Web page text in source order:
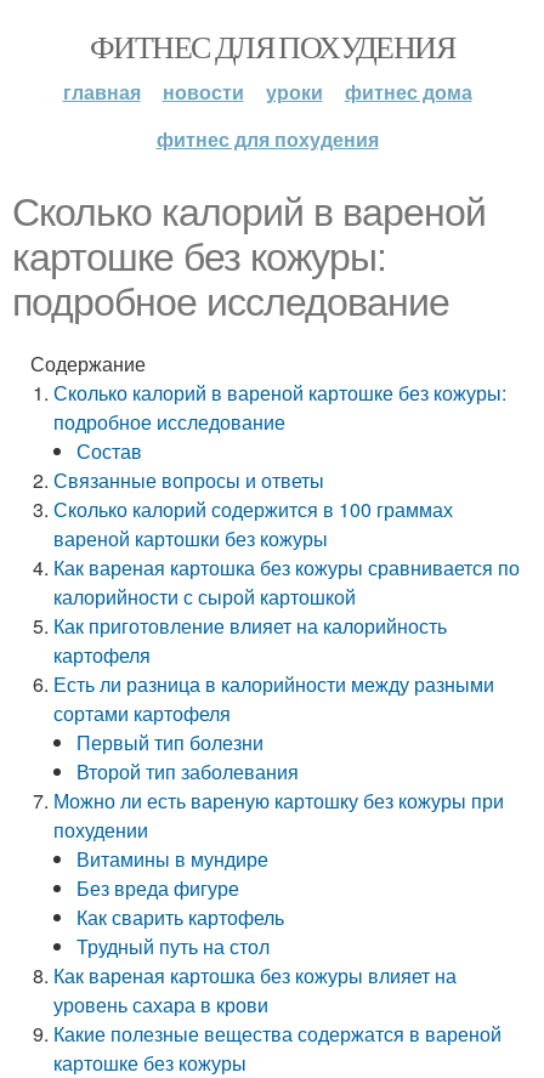
ФИТНЕС ДЛЯ ПОХУДЕНИЯ
главная новости уроки
фитнес дома
фитнес для похудения
Сколько калорий в вареной
картошке без кожуры:
подробное исследование
Содержание
Сколько калорий в вареной картошке без кожуры:
подробное исследование
Состав
Связанные вопросы и ответы
Сколько калорий содержится в 100 граммах
вареной картошки без кожуры
Как вареная картошка без кожуры сравнивается по
калорийности с сырой картошкой
Как приготовление влияет на калорийность
картофеля
Есть ли разница в калорийности между разными
сортами картофеля
Первый тип болезни
Второй тип заболевания
Можно ли есть вареную картошку без кожуры при
похудении
Витамины в мундире
Без вреда фигуре
Как сварить картофель
Трудный путь на стол
Как вареная картошка без кожуры влияет на
уровень сахара в крови
Какие полезные вещества содержатся в вареной
картошке без кожуры